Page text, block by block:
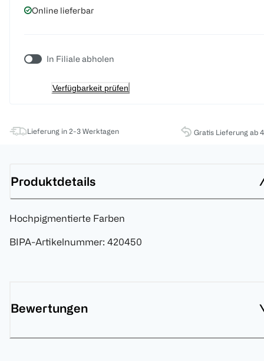
Online lieferbar
In Filiale abholen
Verfügbarkeit prüfen
Lieferung in 2-3 Werktagen Gratis Lieferung ab
Produktdetails
Hochpigmentierte Farben
BIPA-Artikelnummer: 420450
Bewertungen